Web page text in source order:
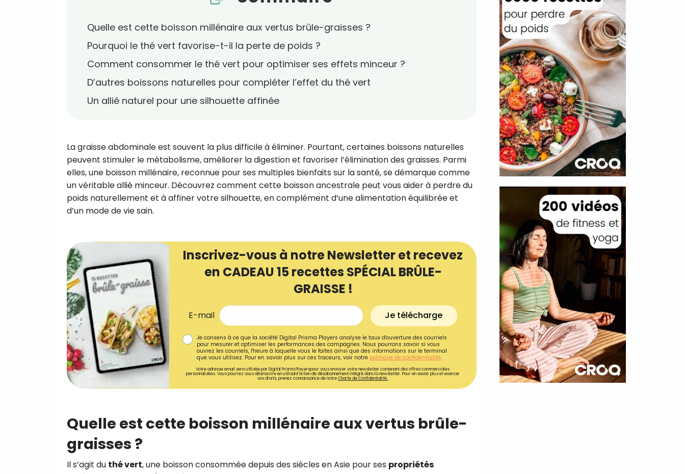
Quelle est cette boisson millénaire aux vertus brûle-graisses ?
Pourquoi le thé vert favorise-t-il la perte de poids ?
Comment consommer le thé vert pour optimiser ses effets minceur ?
D’autres boissons naturelles pour compléter l’effet du thé vert
Un allié naturel pour une silhouette affinée
La graisse abdominale est souvent la plus difficile à éliminer. Pourtant, certaines boissons naturelles
peuvent stimuler le métabolisme, améliorer la digestion et favoriser l’élimination des graisses. Parmi
elles, une boisson millénaire, reconnue pour ses multiples bienfaits sur la santé, se démarque comme
un véritable allié minceur. Découvrez comment cette boisson ancestrale peut vous aider à perdre du
poids naturellement et à affiner votre silhouette, en complément d’une alimentation équilibrée et
d’un mode de vie sain.
Inscrivez-vous à notre Newsletter et recevez
en CADEAU 15 recettes SPÉCIAL BRÛLE-
GRAISSE !
E-mail Je télécharge
Je consens à ce que la société Digital Prisma Players analyse le taux d'ouverture des courriels
pour mesurer et optimiser les performances des campagnes. Nous pourrons savoir si vous
ouvrez les courriels, l'heure à laquelle vous le faites ainsi que des informations sur le terminal
que vous utilisez. Pour en savoir plus sur ces traceurs, voir notre politique de confidentialité.
Votre adresse email sera utilisée par Digital Prisma Playerspour vous envoyer votre newsletter contenant des offres commerciales
personnalisées. Vous pourrez vous désinscrire en utilisant le lien de désabonnement intégré dans la newsletter. Pour en savoir plus et exercer
vos droits, prenez connaissance de notreCharte de Confidentialité.
Quelle est cette boisson millénaire aux vertus brûle-
graisses ?
Il s’agit du thé vert, une boisson consommée depuis des siècles en Asie pour ses propriétés
Recevez gratuitement 180
recettes inédites de CROQ
Ainsi que la newsletter promotionnelle de